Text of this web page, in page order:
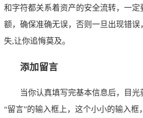
和字符都关系着资产的安全流转，一定
额，确保准确无误，否则一旦出现错误
失,让你追悔莫及。
添加留言
当你认真填写完基本信息后，目光
“留言”的输入框上，这个小小的输入框